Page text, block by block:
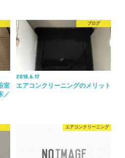
室
／
ブログ
2018.6.17
エアコンクリーニングのメリット
エアコンクリーニング